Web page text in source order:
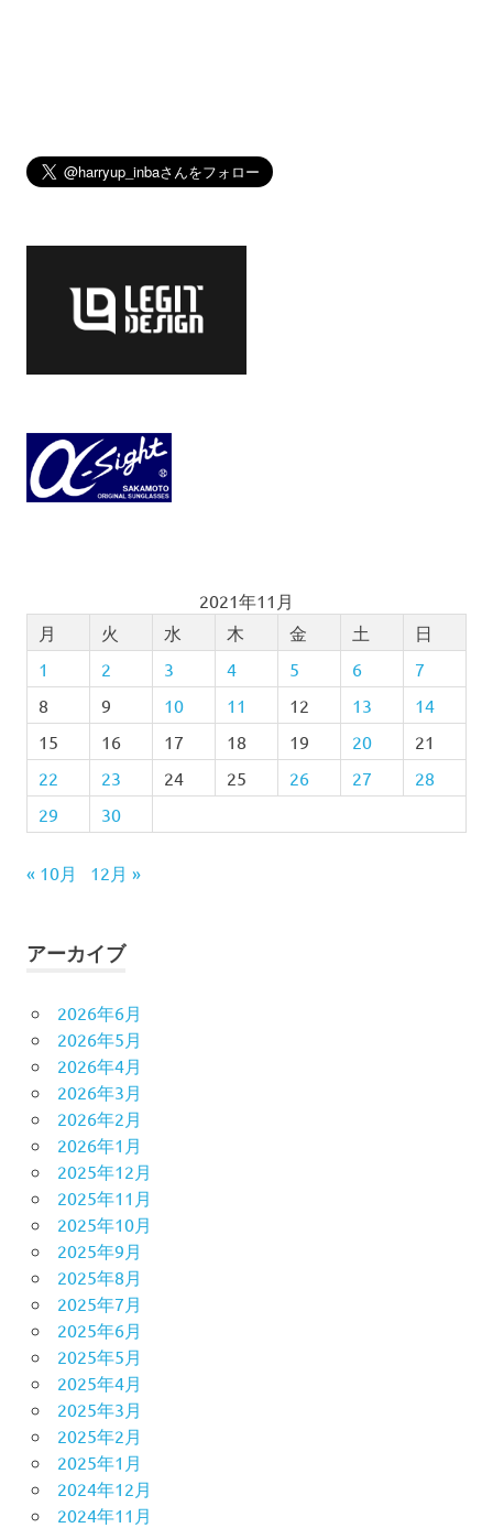
2021年11月
月
火 水 木 金 土
日
1
2 3 4 5 6
7
8
9 10 11 12 13
14
15
16 17 18 19 20
21
22
23 24 25 26 27
28
29
30
« 10月 12月 »
アーカイブ
2026年6月
2026年5月
2026年4月
2026年3月
2026年2月
2026年1月
2025年12月
2025年11月
2025年10月
2025年9月
2025年8月
2025年7月
2025年6月
2025年5月
2025年4月
2025年3月
2025年2月
2025年1月
2024年12月
2024年11月